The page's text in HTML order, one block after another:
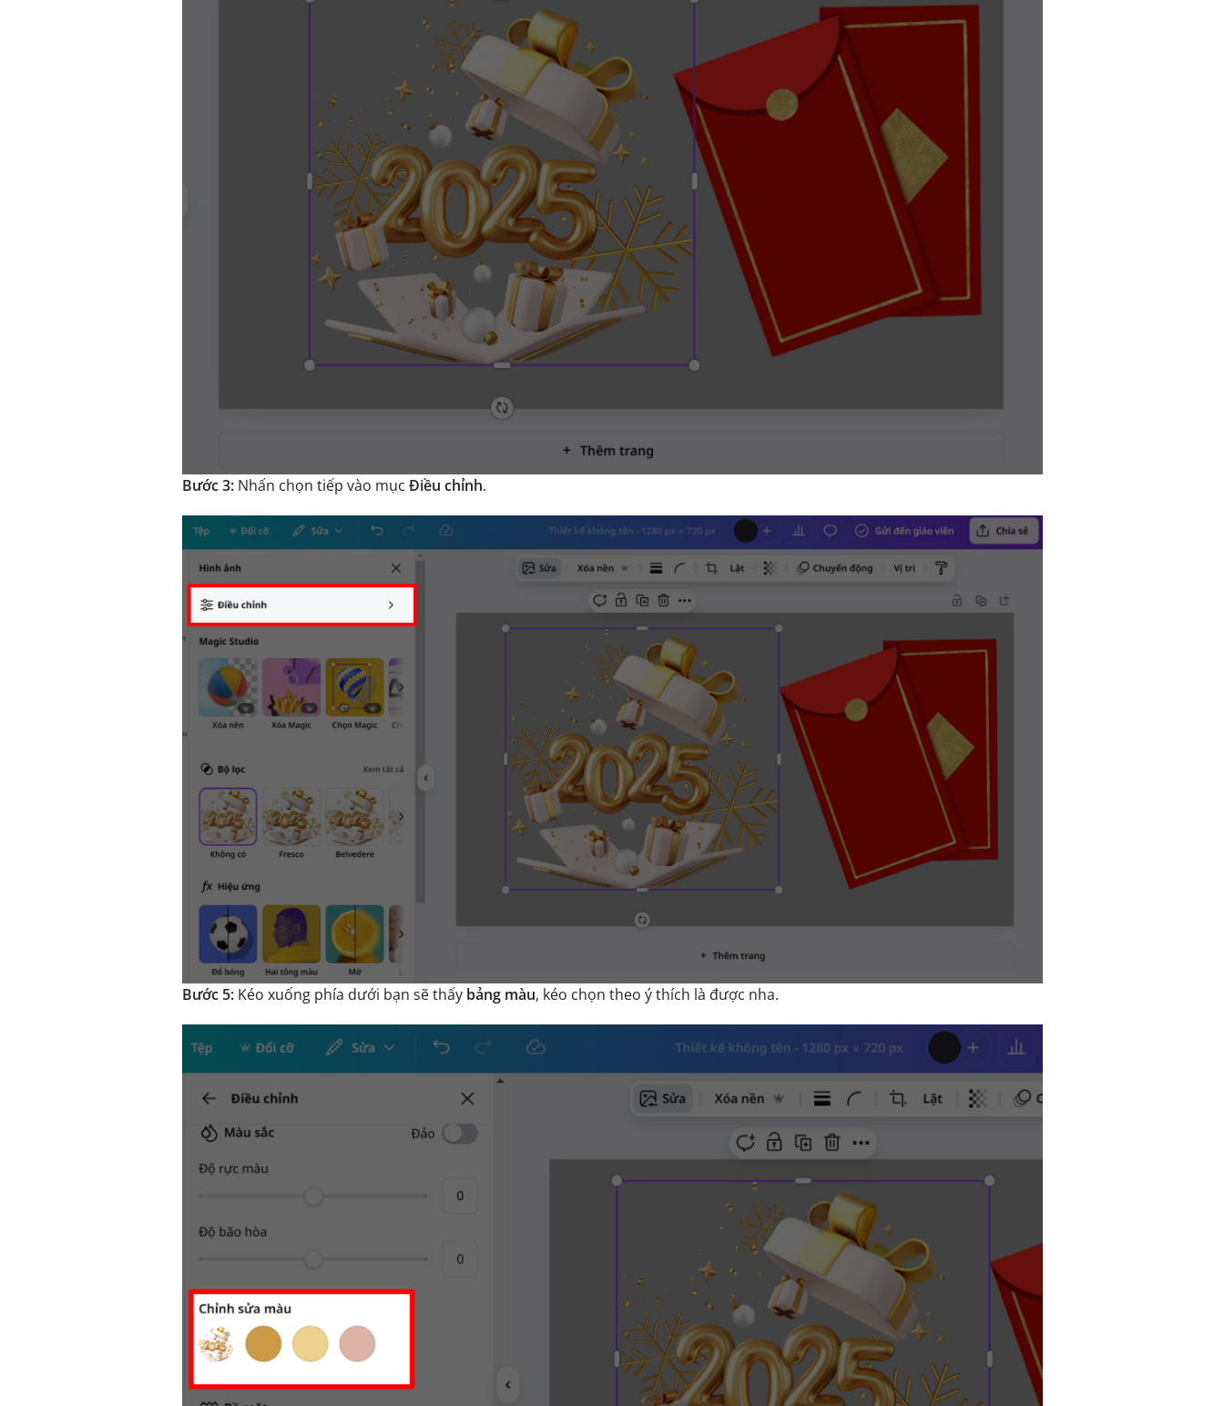
Bước 3:Nhấn chọn tiếp vào mục Điều chỉnh.
Bước 5:Kéo xuống phía dưới bạn sẽ thấybảng màu, kéo chọn theo ý thích là được nha.